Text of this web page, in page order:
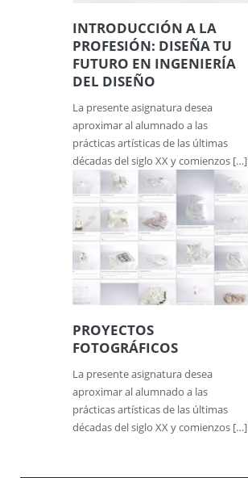
INTRODUCCIÓN A LA
PROFESIÓN: DISEÑA TU
FUTURO EN INGENIERÍA
DEL DISEÑO
La presente asignatura desea
aproximar al alumnado a las
prácticas artísticas de las últimas
décadas del siglo XX y comienzos […]
PROYECTOS
FOTOGRÁFICOS
La presente asignatura desea
aproximar al alumnado a las
prácticas artísticas de las últimas
décadas del siglo XX y comienzos […]